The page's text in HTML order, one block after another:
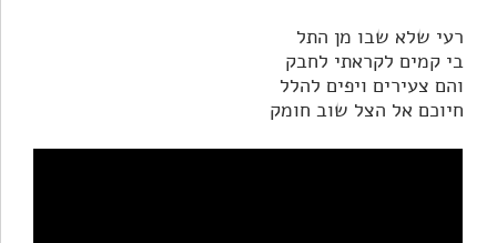
רעי שלא שבו מן התל
בי קמים לקראתי לחבק
והם צעירים ויפים להלל
חיוכם אל הצל שוב חומק